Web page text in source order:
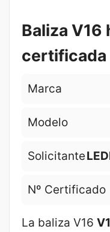
Baliza V16
certificada
Marca
Modelo
Solicitante
Nº Certificado
La baliza V16